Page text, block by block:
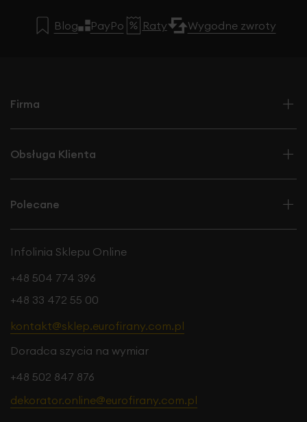
Blog PayPo Raty Wygodne zwroty
Firma
Obsługa Klienta
Polecane
Infolinia Sklepu Online
+48 504 774 396
+48 33 472 55 00
kontakt@sklep.eurofirany.com.pl
Doradca szycia na wymiar
+48 502 847 876
dekorator.online@eurofirany.com.pl